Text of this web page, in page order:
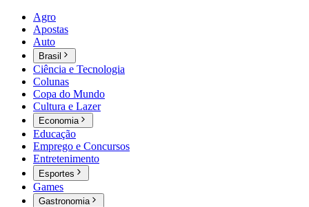
Agro
Apostas
Auto
Brasil
Ciência e Tecnologia
Colunas
Copa do Mundo
Cultura e Lazer
Economia
Educação
Emprego e Concursos
Entretenimento
Esportes
Games
Gastronomia